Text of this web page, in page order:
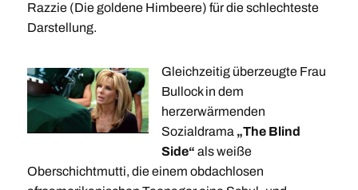
Razzie (Die goldene Himbeere) für die schlechteste
Darstellung.
Gleichzeitig überzeugte Frau
Bullock in dem
herzerwärmenden
Sozialdrama „The Blind
Side“ als weiße
Oberschichtmutti, die einem obdachlosen